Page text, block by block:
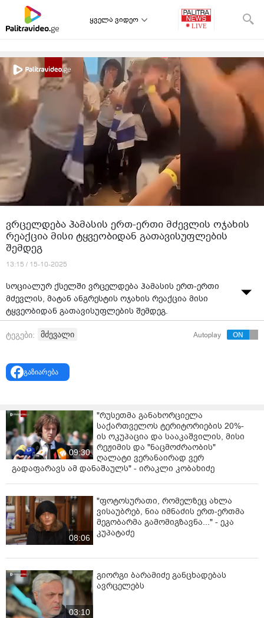
ყველა ვიდეო
ვრცელდება ჰამასის ერთ-ერთი მძევლის ოჯახის
რეაქცია მისი ტყვეობიდან გათავისუფლების
შემდეგ
13:15 / 15-10-2025
სოციალურ ქსელში ვრცელდება ჰამასის ერთ-ერთი
მძევლის, მატან ანგრესტის ოჯახის რეაქცია მისი
ტყვეობიდან გათავისუფლების შემდეგ.
ტეგები: მძევალი Autoplay
გაზიარება
09:30
"რუსეთმა განახორციელა
საქართველოს ტერიტორიების 20%-
ის ოკუპაცია და სააკაშვილის, მისი
რეჟიმის და "ნაცმოძრაობის"
ღალატი ვერანაირად ვერ
გადაფარავს ამ დანაშაულს" - ირაკლი კობახიძე
08:06
"ფოტოსურათი, რომელზეც ახლა
ვისაუბრებ, ნია იმნაძის ერთ-ერთმა
მეგობარმა გამომიგზავნა..." - ეკა
კუპატაძე
03:10
გიორგი ბარამიძე განცხადებას
ავრცელებს